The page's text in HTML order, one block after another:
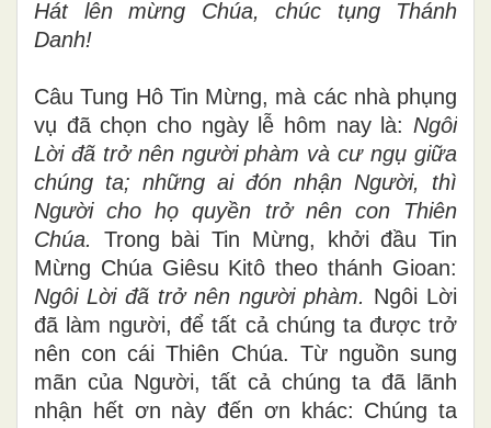
mừng. Hát lên mừng Chúa một bài ca mới,
hát lên mừng Chúa, hỡi toàn thể địa cầu!
Danh!
Câu Tung Hô Tin Mừng, mà các nhà phụng
vụ đã chọn cho ngày lễ hôm nay là:Ngôi
Lời đã trở nên người phàm và cư ngụ giữa
chúng ta; những ai đón nhận Người, thì
Người cho họ quyền trở nên con Thiên
Chúa.Trong bài Tin Mừng, khởi đầu Tin
Mừng Chúa Giêsu Kitô theo thánh Gioan:
Ngôi Lời đã trở nên người phàm.Ngôi Lời
đã làm người, để tất cả chúng ta được trở
nên con cái Thiên Chúa. Từ nguồn sung